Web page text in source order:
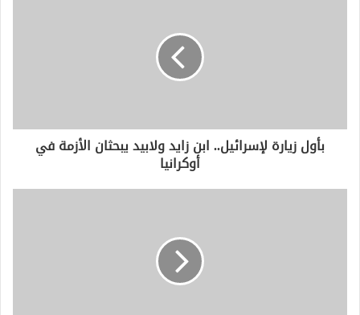
بأول زيارة لإسرائيل.. ابن زايد ولابيد يبحثان الأزمة في
أوكرانيا